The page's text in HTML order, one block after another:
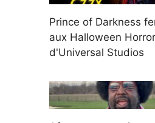
Prince of Darkness
aux Halloween
d'Universal Studios